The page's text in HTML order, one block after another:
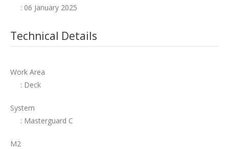
: 06 January 2025
Technical Details
Work Area
: Deck
System
: Masterguard C
M2